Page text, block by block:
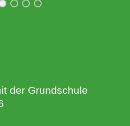
der Grundschule